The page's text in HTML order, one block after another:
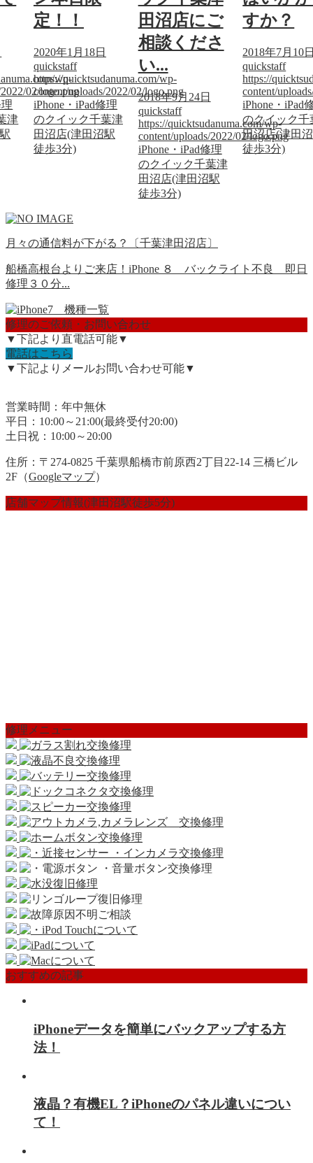
wp-
02/logo.png
津
定！！
2020年1月18日
quickstaff
https://quicktsudanuma.com/wp-
content/uploads/2022/02/logo.png
iPhone・iPad修理
のクイック千葉津
田沼店(津田沼駅
徒歩3分)
田沼店にご
相談くださ
い...
2018年9月24日
quickstaff
https://quicktsudanuma.com/wp-
content/uploads/2022/02/logo.png
iPhone・iPad修理
のクイック千葉津
田沼店(津田沼駅
徒歩3分)
すか？
2018年7月10
quickstaff
https://
content/
iPhone・iPad
のクイック千
田沼店(津田
徒歩3分)
月々の通信料が下がる？〔千葉津田沼店〕
船橋高根台よりご来店！iPhone ８ バックライト不良 即日
修理３０分...
修理のご依頼・お問い合わせ
▼下記より直電話可能▼
電話はこちら
▼下記よりメールお問い合わせ可能▼
営業時間：年中無休
平日：10:00～21:00(最終受付20:00)
土日祝：10:00～20:00
住所：〒274-0825 千葉県船橋市前原西2丁目22-14 三橋ビル
2F（Googleマップ）
店舗マップ情報(津田沼駅徒歩5分)
修理メニュー
おすすめの記事
iPhoneデータを簡単にバックアップする方
法！
液晶？有機EL？iPhoneのパネル違いについ
て！